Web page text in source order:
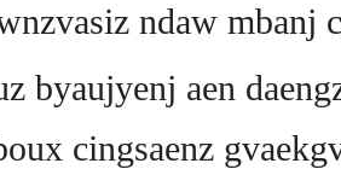
ndaw mbanj
aen daengz
cingsaenz